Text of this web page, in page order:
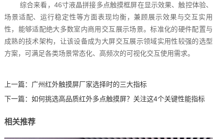
综合来看，46寸液晶拼接多点触摸框屏在显示效果、触控体验、
场景适配、运行稳定性等方面表现均衡，兼顾展示效果与交互实用
性，能够适配绝大多数室内商用交互展示场景。标准化的硬件配置与
成熟的技术架构，让该设备成为大屏交互展示领域实用性较强的选型
方案，可满足各类场景常态化、高频次的可视化交互使用需求。
上一篇： 广州红外触摸屏厂家选择时的三大指标
下一篇： 如何挑选高品质红外多点触摸屏？关注这4个关键性能指标
相关推荐